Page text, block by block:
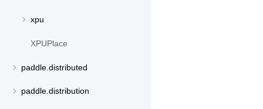
xpu
XPUPlace
paddle.distributed
paddle.distribution